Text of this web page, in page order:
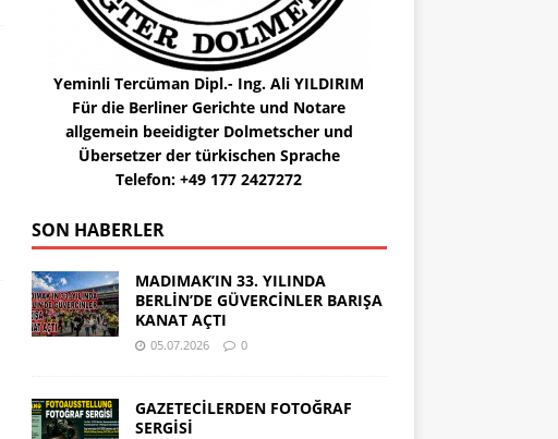
Yeminli Tercüman Dipl.- Ing. Ali YILDIRIM
Für die Berliner Gerichte und Notare
allgemein beeidigter Dolmetscher und
Übersetzer der türkischen Sprache
Telefon: +49 177 2427272
SON HABERLER
MADIMAK’IN 33. YILINDA
BERLİN’DE GÜVERCİNLER BARIŞA
KANAT AÇTI
05.07.2026 0
GAZETECİLERDEN FOTOĞRAF
SERGİSİ